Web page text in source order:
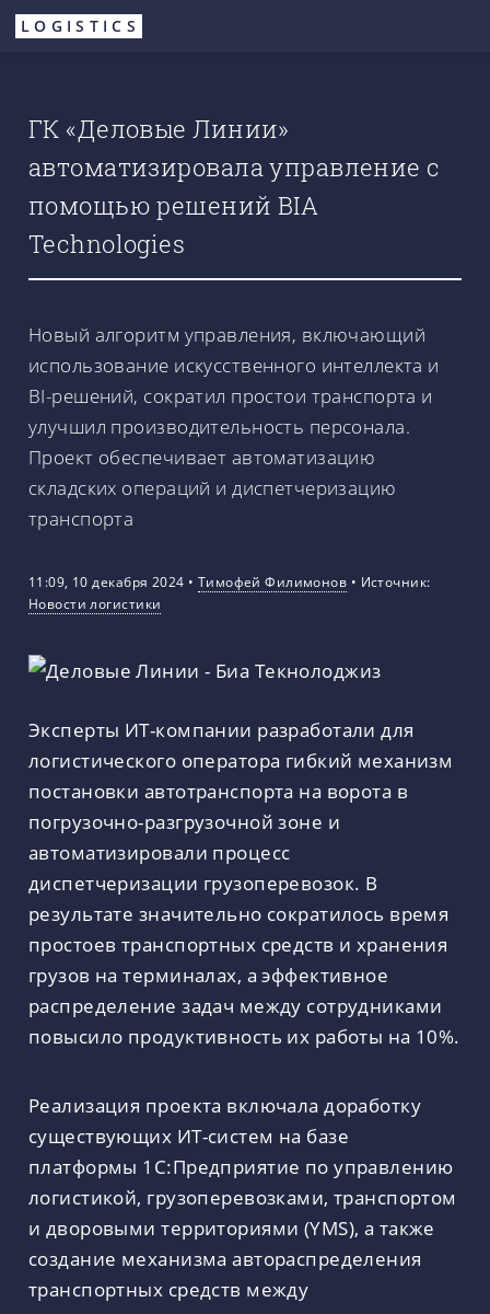
Перейти
LOGISTICS
ГК «Деловые Линии»
автоматизировала управление с
помощью решений BIA
Technologies
Новый алгоритм управления, включающий
использование искусственного интеллекта и
BI-решений, сократил простои транспорта и
улучшил производительность персонала.
Проект обеспечивает автоматизацию
складских операций и диспетчеризацию
транспорта
11:09, 10 декабря 2024 • Тимофей Филимонов • Источник:
Новости логистики
Эксперты ИТ-компании разработали для
логистического оператора гибкий механизм
постановки автотранспорта на ворота в
погрузочно-разгрузочной зоне и
автоматизировали процесс
диспетчеризации грузоперевозок. В
результате значительно сократилось время
простоев транспортных средств и хранения
грузов на терминалах, а эффективное
распределение задач между сотрудниками
повысило продуктивность их работы на 10%.
Реализация проекта включала доработку
существующих ИТ-систем на базе
платформы 1С:Предприятие по управлению
логистикой, грузоперевозками, транспортом
и дворовыми территориями (YMS), а также
создание механизма автораспределения
транспортных средств между